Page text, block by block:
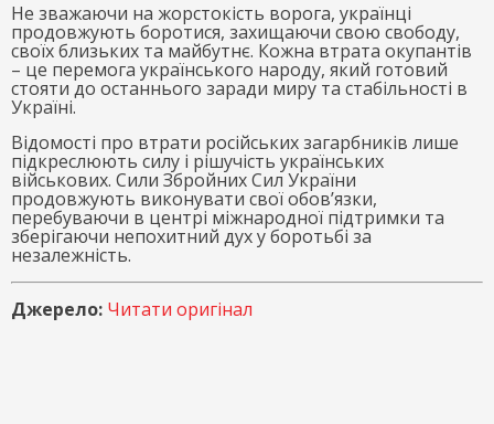
Не зважаючи на жорстокість ворога, українці
продовжують боротися, захищаючи свою свободу,
своїх близьких та майбутнє. Кожна втрата окупантів
– це перемога українського народу, який готовий
стояти до останнього заради миру та стабільності в
Україні.
Відомості про втрати російських загарбників лише
підкреслюють силу і рішучість українських
військових. Сили Збройних Сил України
продовжують виконувати свої обов’язки,
перебуваючи в центрі міжнародної підтримки та
зберігаючи непохитний дух у боротьбі за
незалежність.
Джерело: Читати оригінал